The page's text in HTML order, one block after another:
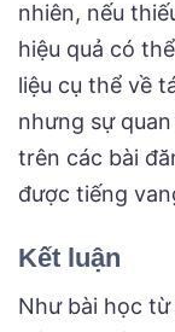
nhiên, nếu
hiệu quả có
liệu cụ thể về
nhưng sự
trên các bài
được tiếng
Kết luận
Như bài học